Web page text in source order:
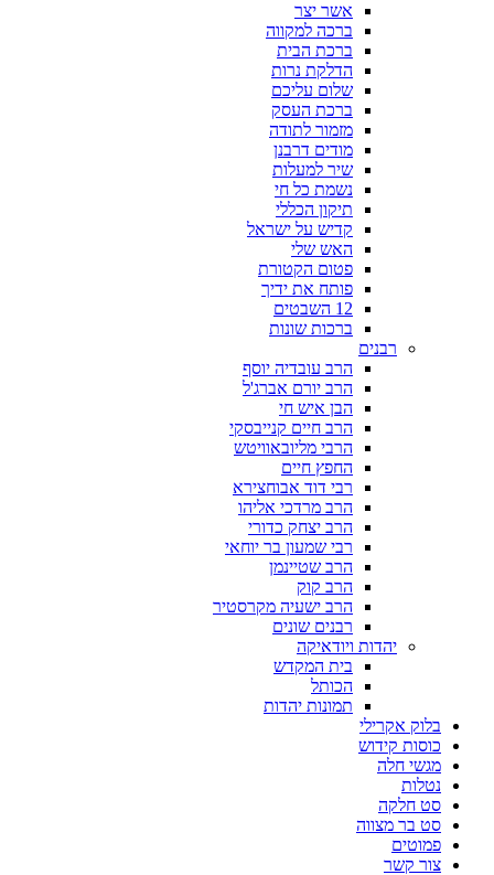
אשר יצר
ברכה למקווה
ברכת הבית
הדלקת נרות
שלום עליכם
ברכת העסק
מזמור לתודה
מודים דרבנן
שיר למעלות
נשמת כל חי
תיקון הכללי
קדיש על ישראל
האש שלי
פטום הקטורת
פותח את ידיך
12 השבטים
ברכות שונות
רבנים
הרב עובדיה יוסף
הרב יורם אברג'ל
הבן איש חי
הרב חיים קנייבסקי
הרבי מליובאוויטש
החפץ חיים
רבי דוד אבוחצירא
הרב מרדכי אליהו
הרב יצחק כדורי
רבי שמעון בר יוחאי
הרב שטיינמן
הרב קוק
הרב ישעיה מקרסטיר
רבנים שונים
יהדות ויודאיקה
בית המקדש
הכותל
תמונות יהדות
בלוק אקרילי
כוסות קידוש
מגשי חלה
נטלות
סט חלקה
סט בר מצווה
פמוטים
צור קשר